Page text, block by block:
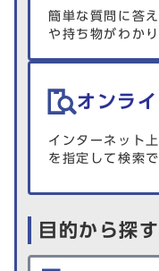
簡単な質問に答
や持ち物がわかり
オンラ
インターネット
を指定して検索で
目的から探す